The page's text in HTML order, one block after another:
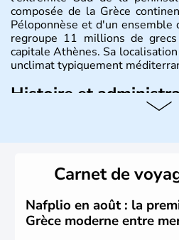
composée de la Grèce
Péloponnèse et d'un
regroupe 11 millions de
capitale Athènes. Sa
unclimat typiquement
Histoire et
l'invention des Jeux
mars 1820 sonne le début de
aujourd'hui date de la fête
est définitivement reconnue
partir de 1830.
Carnet de
Nafplio en août : la
Grèce moderne entre